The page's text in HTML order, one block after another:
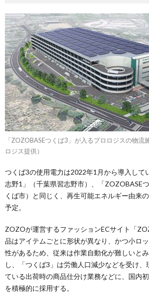
「ZOZOBASEつくば3」が入るプロロジスの物流
ロジス提供）
つくば3の使用電力は2022年1月から導入して
志野1」（千葉県習志野市）、「ZOZOBASE
くば市）と同じく、再生可能エネルギー由来
予定。
ZOZOが運営するファッションECサイト「
品はアイテムごとに形状が異なり、かつ小ロ
性があるため、従来は作業自動化が難しいと
し、「つくば3」は労働人口減少などを受け、
ている出荷時の商品仕分け業務などに、国内
を積極的に採用する。